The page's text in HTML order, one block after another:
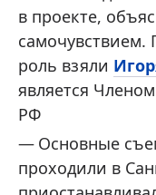
в проекте,
самочувствием.
роль взяли
является
РФ
Основные
проходили в